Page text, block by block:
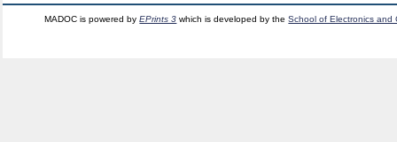
MADOC is powered byEPrints 3 which is developed by theSchool of Electronics and